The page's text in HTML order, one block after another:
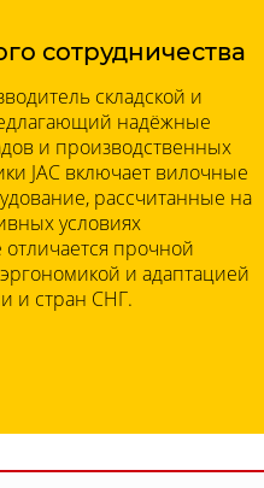
сотрудничества
складской и
надёжные
и производственных
JAC включает вилочные
рассчитанные на
условиях
прочной
и адаптацией
и стран СНГ.